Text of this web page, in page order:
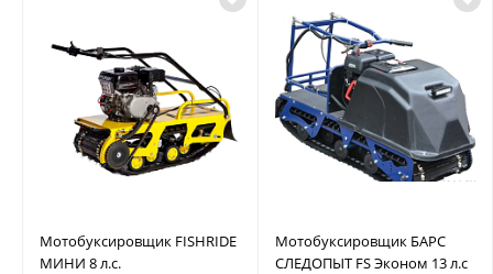
Мотобуксировщик FISHRIDE
МИНИ 8 л.с.
Мотобуксировщик БАРС
СЛЕДОПЫТ FS Эконом 13 л.с